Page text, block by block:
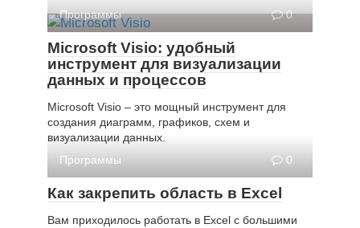
Программы 0
Microsoft Visio: удобный
инструмент для визуализации
данных и процессов
Microsoft Visio – это мощный инструмент для
создания диаграмм, графиков, схем и
визуализации данных.
Программы
0
Как закрепить область в Excel
Вам приходилось работать в Excel с большими